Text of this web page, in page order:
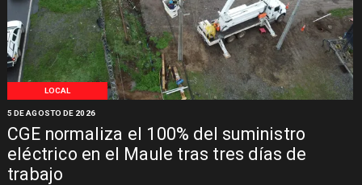
LOCAL
CGE normaliza el 100% del suministro
eléctrico en el Maule tras tres días de
trabajo
5 DE AGOSTO DE 2026